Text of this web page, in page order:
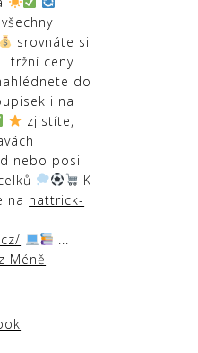
srovnáte si
tržní ceny
do
i na
zjistíte,
nebo posil
K
na hattrick-
...
Méně